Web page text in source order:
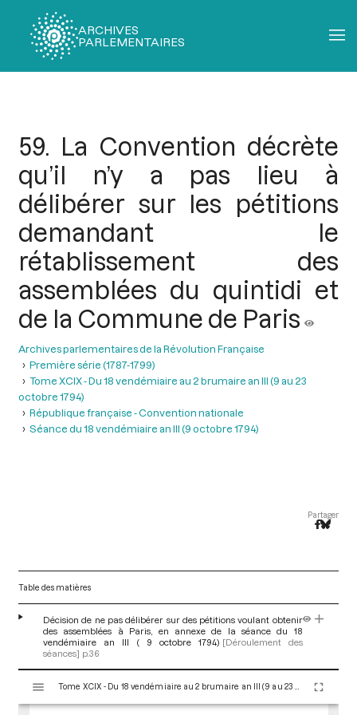
ARCHIVES
PARLEMENTAIRES
59. La Convention décrète
qu’il n’y a pas lieu à
délibérer sur les pétitions
demandant le
rétablissement des
assemblées du quintidi et
de la Commune de Paris
Archives parlementaires de la Révolution Française
Première série (1787-1799)
Tome XCIX - Du 18 vendémiaire au 2 brumaire an III (9 au 23
octobre 1794)
République française - Convention nationale
Séance du 18 vendémiaire an III (9 octobre 1794)
Partager
Table des matières
Décision de ne pas délibérer sur des pétitions voulant obtenir
des assemblées à Paris, en annexe de la séance du 18
vendémiaire an III ( 9 octobre 1794) [Déroulement des
séances] p.36
s